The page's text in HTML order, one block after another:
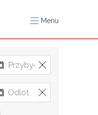
Menu